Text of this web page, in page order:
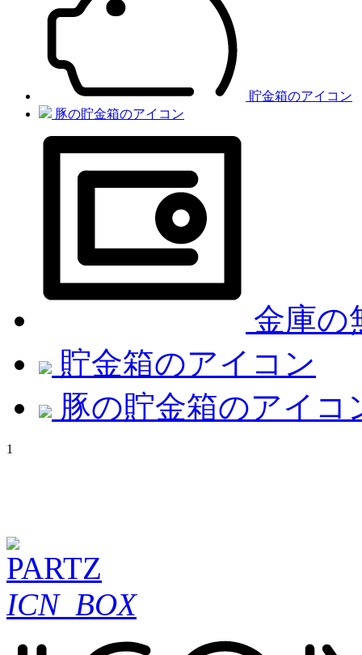
貯金箱のアイコン
豚の貯金箱のアイコン
金庫の
貯金箱のアイコン
豚の貯金箱のアイコ
1
ICN_BOX